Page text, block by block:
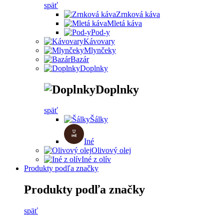
späť
Zrnková káva
Mletá káva
Pod-y
Kávovary
Mlynčeky
Bazár
Doplnky
Doplnky
späť
Šálky
Iné
Olivový olej
Iné z olív
Produkty podľa značky
Produkty podľa značky
späť